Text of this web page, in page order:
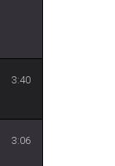
3:40
3:06